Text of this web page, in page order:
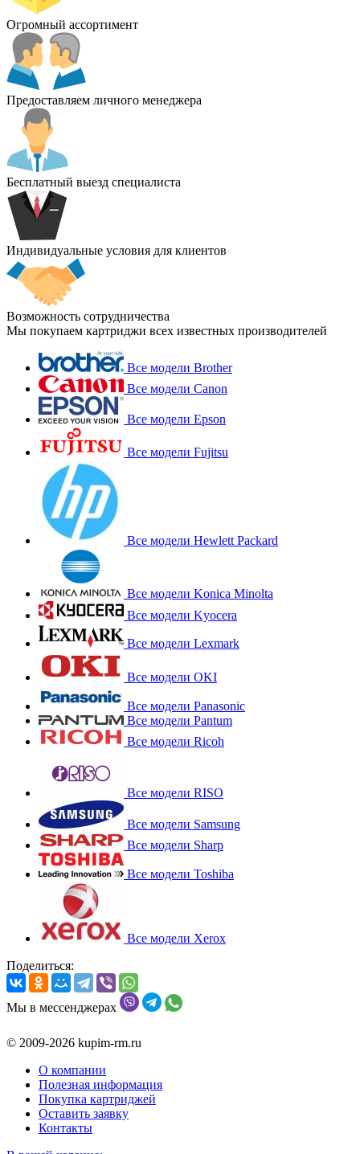
Огромный ассортимент
Предоставляем личного менеджера
Бесплатный выезд специалиста
Индивидуальные условия для клиентов
Возможность сотрудничества
Мы покупаем картриджи всех известных производителей
Все модели Brother
Все модели Canon
Все модели Epson
Все модели Fujitsu
Все модели Hewlett Packard
Все модели Konica Minolta
Все модели Kyocera
Все модели Lexmark
Все модели OKI
Все модели Panasonic
Все модели Pantum
Все модели Ricoh
Все модели RISO
Все модели Samsung
Все модели Sharp
Все модели Toshiba
Все модели Xerox
Поделиться:
Мы в мессенджерах
© 2009-2026 kupim-rm.ru
О компании
Полезная информация
Покупка картриджей
Оставить заявку
Контакты